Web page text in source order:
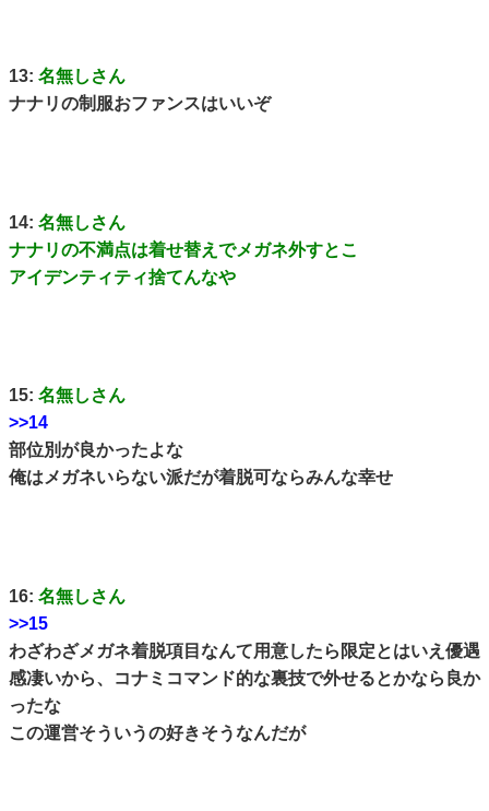
13: 名無しさん
ナナリの制服おファンスはいいぞ
14: 名無しさん
ナナリの不満点は着せ替えでメガネ外すとこ
アイデンティティ捨てんなや
15: 名無しさん
>>14
部位別が良かったよな
俺はメガネいらない派だが着脱可ならみんな幸せ
16: 名無しさん
>>15
わざわざメガネ着脱項目なんて用意したら限定とはいえ優遇
感凄いから、コナミコマンド的な裏技で外せるとかなら良か
ったな
この運営そういうの好きそうなんだが